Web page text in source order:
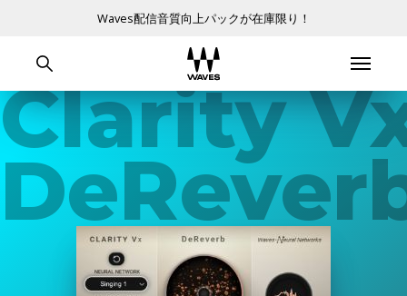
Waves配信音質向上パックが在庫限り！
Clarity